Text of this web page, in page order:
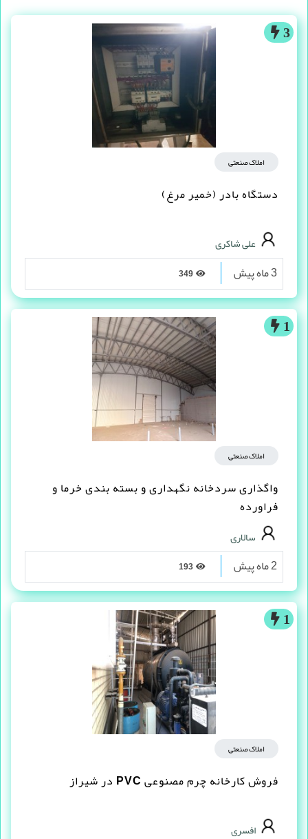
3
املاک صنعتی
دستگاه بادر (خمیر مرغ)
علی شاکری
3 ماه پیش
1
املاک صنعتی
واگذاری سردخانه نگهداری و بسته بندی خرما و
فراورده
سالاری
2 ماه پیش
1
املاک صنعتی
فروش کارخانه چرم مصنوعى PVC در شیراز
افسری